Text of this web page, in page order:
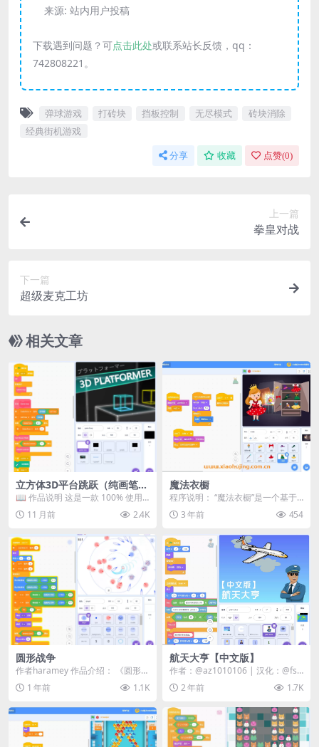
来源: 站内用户投稿
下载遇到问题？可点击此处或联系站长反馈，qq：
742808221。
弹球游戏 打砖块 挡板控制 无尽模式
砖块消除
经典街机游戏
分享 收藏 点赞(0)
上一篇
拳皇对战
下一篇
超级麦克工坊
相关文章
立方体3D平台跳跃（纯画笔
版）
📖 作品说明 这是一款 100% 使用 S
cratch 画笔绘制 的 3D 平台...
11 月前 2.4K
魔法衣橱
程序说明： “魔法衣橱”是一个基于S
cratch平台开发的搭配服装小游
戏。在这个...
3 年前 454
圆形战争
作者haramey 作品介绍： 《圆形战
争》是一款刺激的射击游戏，玩家
通过鼠标控...
1 年前 1.1K
航天大亨【中文版】
作者：@az1010106 | 汉化：@fsc
-s181216,@zhuhuai...
2 年前 1.7K